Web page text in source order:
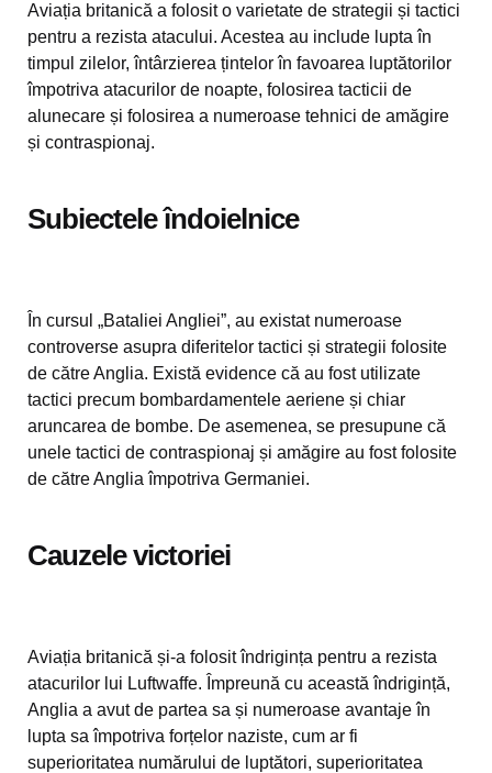
Aviația britanică a folosit o varietate de strategii și tactici
pentru a rezista atacului. Acestea au include lupta în
timpul zilelor, întârzierea țintelor în favoarea luptătorilor
împotriva atacurilor de noapte, folosirea tacticii de
alunecare și folosirea a numeroase tehnici de amăgire
și contraspionaj.
Subiectele îndoielnice
În cursul „Bataliei Angliei”, au existat numeroase
controverse asupra diferitelor tactici și strategii folosite
de către Anglia. Există evidence că au fost utilizate
tactici precum bombardamentele aeriene și chiar
aruncarea de bombe. De asemenea, se presupune că
unele tactici de contraspionaj și amăgire au fost folosite
de către Anglia împotriva Germaniei.
Cauzele victoriei
Aviația britanică și-a folosit îndrigința pentru a rezista
atacurilor lui Luftwaffe. Împreună cu această îndrigință,
Anglia a avut de partea sa și numeroase avantaje în
lupta sa împotriva forțelor naziste, cum ar fi
superioritatea numărului de luptători, superioritatea